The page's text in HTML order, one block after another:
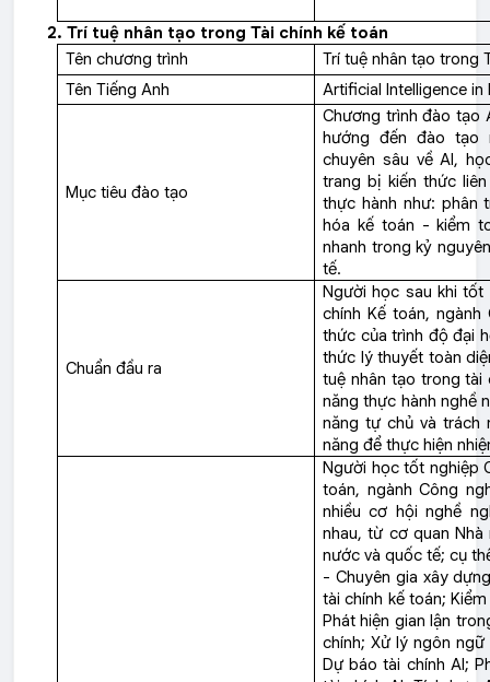
2. Trí tuệ nhân tạo trong Tài chính kế toán
Tên chương trình
Trí tuệ nhân tạo trong
Tên Tiếng Anh
Artificial Intelligence
Mục tiêu đào tạo
Chương trình đào tạo
hướng đến đào tạo
chuyên sâu về AI,
trang bị kiến thức
thực hành như: phân
hóa kế toán - kiểm
nhanh trong kỷ
tế.
Chuẩn đầu ra
Người học sau khi tốt
chính Kế toán,
thức của trình độ đại
thức lý thuyết toàn
tuệ nhân tạo trong tài
năng thực hành nghề
năng tự chủ và trách
năng để thực hiện
Người học tốt nghiệp
toán, ngành Công
nhiều cơ hội nghề
nhau, từ cơ quan
nước và quốc tế; cụ
- Chuyên gia xây
tài chính kế toán;
Phát hiện gian lận
chính; Xử lý ngôn
Dự báo tài chính AI;